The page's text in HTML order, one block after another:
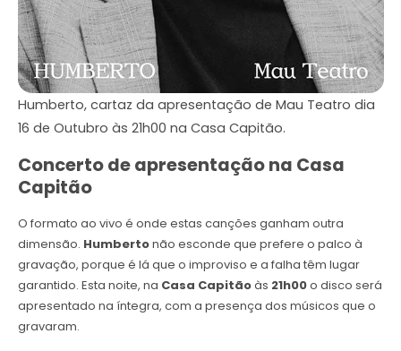
Humberto, cartaz da apresentação de Mau Teatro dia
16 de Outubro às 21h00 na Casa Capitão.
Concerto de apresentação na Casa
Capitão
O formato ao vivo é onde estas canções ganham outra
dimensão. Humbertonão esconde que prefere o palco à
gravação, porque é lá que o improviso e a falha têm lugar
garantido. Esta noite, na Casa Capitãoàs 21h00o disco será
apresentado na íntegra, com a presença dos músicos que o
gravaram.